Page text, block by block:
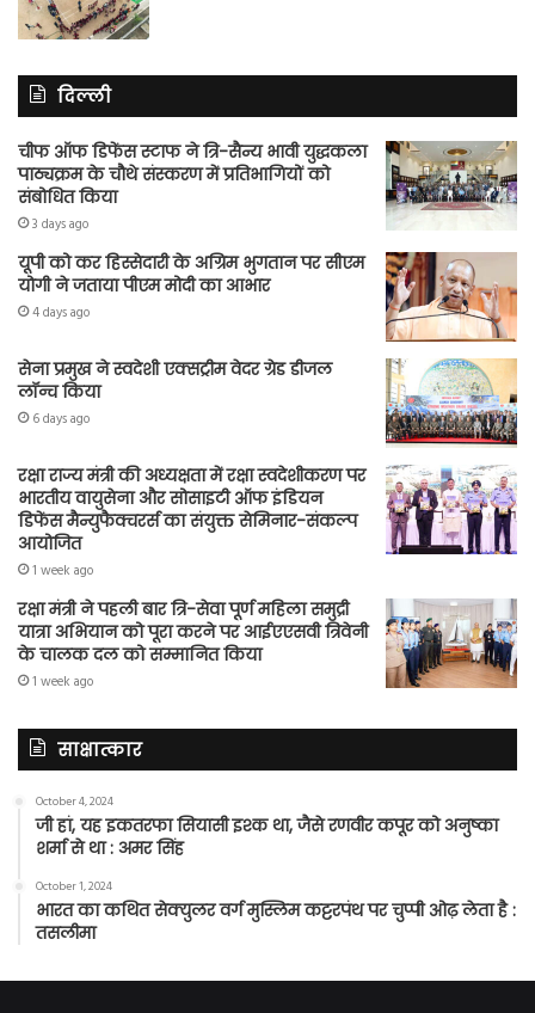
दिल्ली
चीफ ऑफ डिफेंस स्टाफ ने त्रि-सैन्य भावी युद्धकला
पाठ्यक्रम के चौथे संस्करण में प्रतिभागियों को
संबोधित किया
3 days ago
यूपी को कर हिस्सेदारी के अग्रिम भुगतान पर सीएम
योगी ने जताया पीएम मोदी का आभार
4 days ago
सेना प्रमुख ने स्वदेशी एक्सट्रीम वेदर ग्रेड डीजल
लॉन्च किया
6 days ago
रक्षा राज्य मंत्री की अध्यक्षता में रक्षा स्वदेशीकरण पर
भारतीय वायुसेना और सोसाइटी ऑफ इंडियन
डिफेंस मैन्युफैक्चरर्स का संयुक्त सेमिनार-संकल्प
आयोजित
1 week ago
रक्षा मंत्री ने पहली बार त्रि-सेवा पूर्ण महिला समुद्री
यात्रा अभियान को पूरा करने पर आईएएसवी त्रिवेनी
के चालक दल को सम्मानित किया
1 week ago
साक्षात्कार
October 4, 2024
जी हां, यह इकतरफा सियासी इश्क था, जैसे रणवीर कपूर को अनुष्का
शर्मा से था : अमर सिंह
October 1, 2024
भारत का कथित सेक्युलर वर्ग मुस्लिम कट्टरपंथ पर चुप्पी ओढ़ लेता है :
तसलीमा